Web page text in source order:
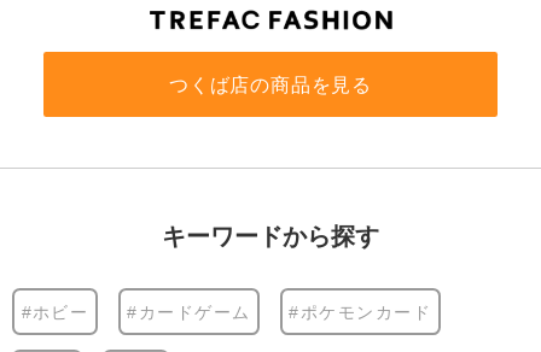
つくば店の商品を見る
キーワードから探す
#ホビー #カードゲーム #ポケモンカード